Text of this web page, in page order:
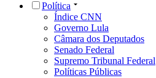
Política
Índice CNN
Governo Lula
Câmara dos Deputados
Senado Federal
Supremo Tribunal Federal
Políticas Públicas